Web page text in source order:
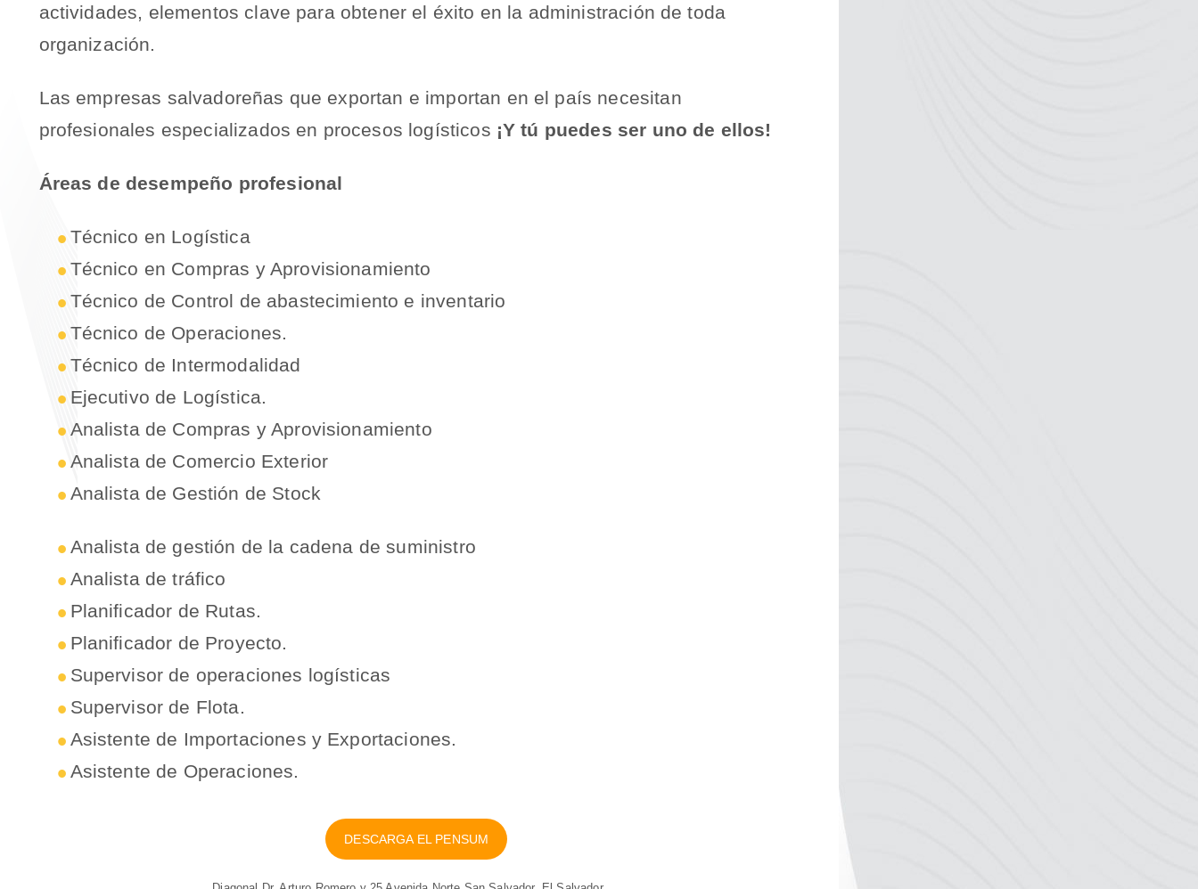
actividades, elementos clave para obtener el éxito en la administración de toda
organización.
Las empresas salvadoreñas que exportan e importan en el país necesitan
profesionales especializados en procesos logísticos ¡Y tú puedes ser uno de ellos!
Áreas de desempeño profesional
Técnico en Logística
Técnico en Compras y Aprovisionamiento
Técnico de Control de abastecimiento e inventario
Técnico de Operaciones.
Técnico de Intermodalidad
Ejecutivo de Logística.
Analista de Compras y Aprovisionamiento
Analista de Comercio Exterior
Analista de Gestión de Stock
Analista de gestión de la cadena de suministro
Analista de tráfico
Planificador de Rutas.
Planificador de Proyecto.
Supervisor de operaciones logísticas
Supervisor de Flota.
Asistente de Importaciones y Exportaciones.
Asistente de Operaciones.
DESCARGA EL PENSUM